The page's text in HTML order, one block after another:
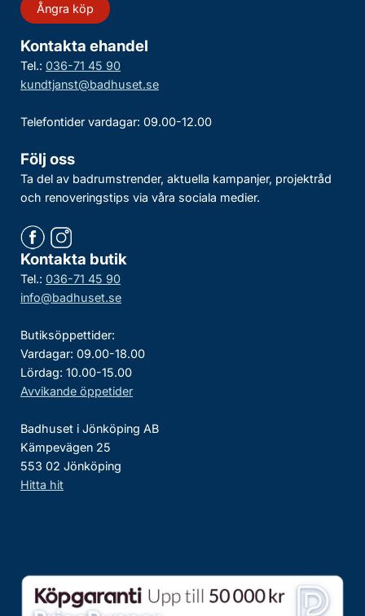
Ångra köp
Kontakta ehandel
Tel.: 036-71 45 90
kundtjanst@badhuset.se
Telefontider vardagar: 09.00-12.00
Följ oss
Ta del av badrumstrender, aktuella kampanjer, projektråd
och renoveringstips via våra sociala medier.
Kontakta butik
Tel.: 036-71 45 90
info@badhuset.se
Butiksöppettider:
Vardagar: 09.00-18.00
Lördag: 10.00-15.00
Avvikande öppetider
Badhuset i Jönköping AB
Kämpevägen 25
553 02 Jönköping
Hitta hit